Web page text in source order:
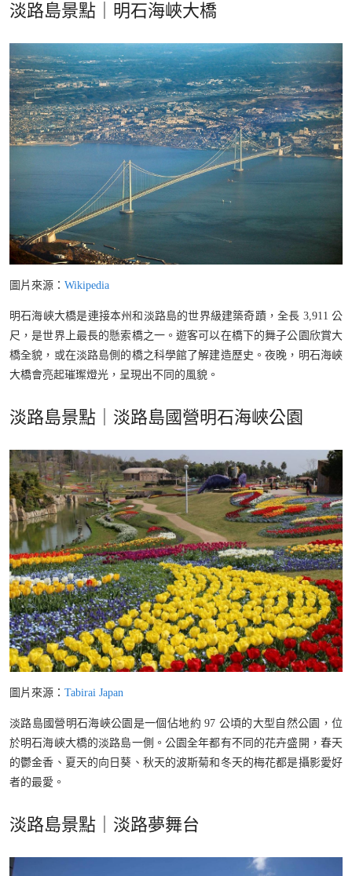
淡路島景點｜明石海峽大橋
圖片來源： Wikipedia
明石海峽大橋是連接本州和淡路島的世界級建築奇蹟，全長 3,911 公
尺，是世界上最長的懸索橋之一。遊客可以在橋下的舞子公園欣賞大
橋全貌，或在淡路島側的橋之科學館了解建造歷史。夜晚，明石海峽
大橋會亮起璀璨燈光，呈現出不同的風貌。
淡路島景點｜淡路島國營明石海峽公園
圖片來源： Tabirai Japan
淡路島國營明石海峽公園是一個佔地約 97 公頃的大型自然公園，位
於明石海峽大橋的淡路島一側。公園全年都有不同的花卉盛開，春天
的鬱金香、夏天的向日葵、秋天的波斯菊和冬天的梅花都是攝影愛好
者的最愛。
淡路島景點｜淡路夢舞台